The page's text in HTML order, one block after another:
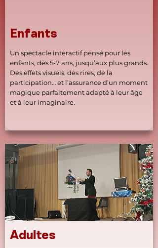
Enfants
Un spectacle interactif pensé pour les
enfants, dès 5-7 ans, jusqu’aux plus grands.
Des effets visuels, des rires, de la
participation… et l’assurance d’un moment
magique parfaitement adapté à leur âge
et à leur imaginaire.
Adultes